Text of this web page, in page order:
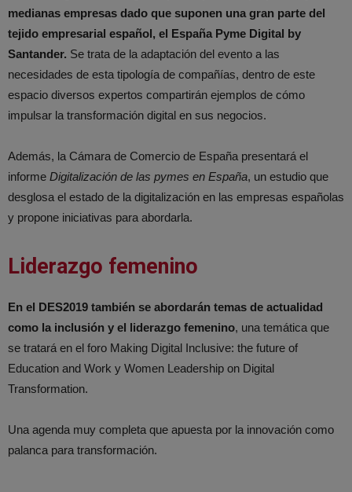
medianas empresas dado que suponen una gran parte del
tejido empresarial español, el España Pyme Digital by
Santander. Se trata de la adaptación del evento a las
necesidades de esta tipología de compañías, dentro de este
espacio diversos expertos compartirán ejemplos de cómo
impulsar la transformación digital en sus negocios.
Además, la Cámara de Comercio de España presentará el
informe Digitalización de las pymes en España, un estudio que
desglosa el estado de la digitalización en las empresas españolas
y propone iniciativas para abordarla.
Liderazgo femenino
En el DES2019 también se abordarán temas de actualidad
como la inclusión y el liderazgo femenino, una temática que
se tratará en el foro Making Digital Inclusive: the future of
Education and Work y Women Leadership on Digital
Transformation.
Una agenda muy completa que apuesta por la innovación como
palanca para transformación.